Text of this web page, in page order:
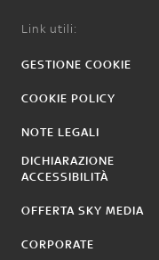
Link utili:
GESTIONE COOKIE
COOKIE POLICY
NOTE LEGALI
DICHIARAZIONE
ACCESSIBILITÀ
OFFERTA SKY MEDIA
CORPORATE